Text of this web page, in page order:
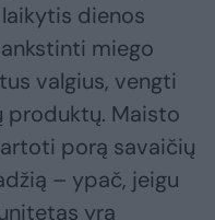
dienos
miego
valgius, vengti
produktų. Maisto
porą savaičių
– ypač, jeigu
yra